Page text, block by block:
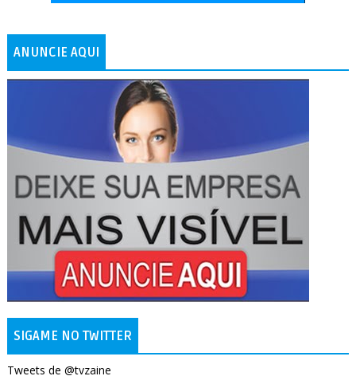
ANUNCIE AQUI
SIGAME NO TWITTER
Tweets de @tvzaine